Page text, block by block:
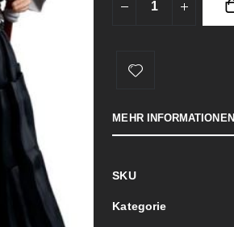
MEHR INFORMATIONEN
Mehr
SKU
Kategorie